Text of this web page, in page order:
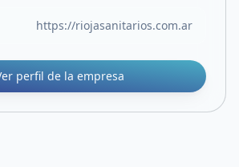
https://riojasanitarios.com.ar
perfil de la empresa